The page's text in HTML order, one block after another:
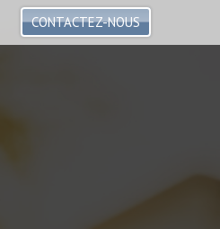
CONTACTEZ-NOUS